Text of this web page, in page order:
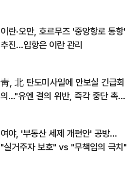
이란·오만, 호르무즈 '중앙항로 통항'
추진…입항은 이란 관리
靑, 北 탄도미사일에 안보실 긴급회
의…"유엔 결의 위반, 즉각 중단 촉
여야, '부동산 세제 개편안' 공방…
"실거주자 보호" vs "무책임의 극치"